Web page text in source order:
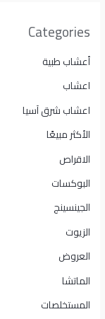
Categories
أعشاب طبية
اعشاب
اعشاب شرق آسيا
الأكثر مبيعًا​
الاقراص
البوكسات
الجينسينج
الزيوت
العروض
الماتشا
المستخلصات